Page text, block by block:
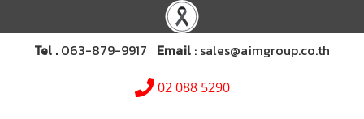
Tel .063-879-9917 Email : sales@aimgroup.co.th
02 088 5290